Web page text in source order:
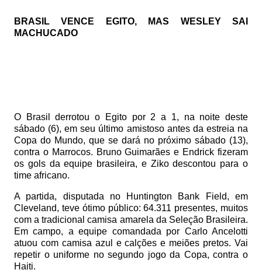
BRASIL VENCE EGITO, MAS WESLEY SAI
MACHUCADO
O Brasil derrotou o Egito por 2 a 1, na noite deste
sábado (6), em seu último amistoso antes da estreia na
Copa do Mundo, que se dará no próximo sábado (13),
contra o Marrocos. Bruno Guimarães e Endrick fizeram
os gols da equipe brasileira, e Ziko descontou para o
time africano.
A partida, disputada no Huntington Bank Field, em
Cleveland, teve ótimo público: 64.311 presentes, muitos
com a tradicional camisa amarela da Seleção Brasileira.
Em campo, a equipe comandada por Carlo Ancelotti
atuou com camisa azul e calções e meiões pretos. Vai
repetir o uniforme no segundo jogo da Copa, contra o
Haiti.